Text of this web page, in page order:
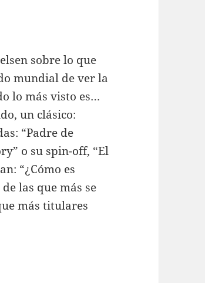
sobre lo que
mundial de ver la
lo más visto es…
un clásico:
“Padre de
o su spin-off, “El
“¿Cómo es
las que más se
más titulares